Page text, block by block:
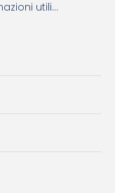
utili...